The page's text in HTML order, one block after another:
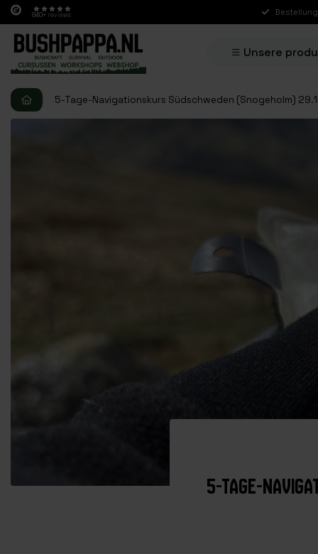
840+ reviews
Unsere
5-Tage-Navigationskurs Südschweden (Snogeholm)
5-TAGE-